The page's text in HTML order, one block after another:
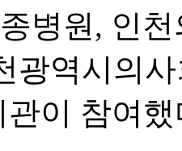
병원, 인
광역시의
관이 참여했